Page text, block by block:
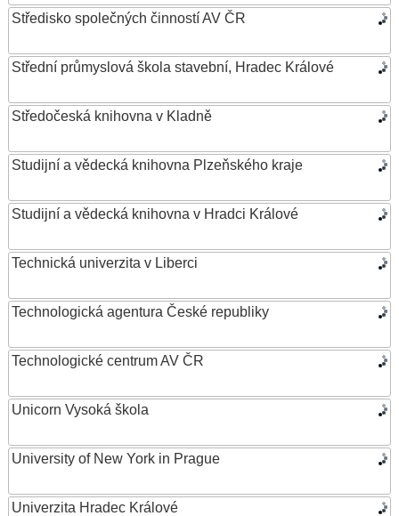
Středisko společných činností AV ČR
Střední průmyslová škola stavební, Hradec Králové
Středočeská knihovna v Kladně
Studijní a vědecká knihovna Plzeňského kraje
Studijní a vědecká knihovna v Hradci Králové
Technická univerzita v Liberci
Technologická agentura České republiky
Technologické centrum AV ČR
Unicorn Vysoká škola
University of New York in Prague
Univerzita Hradec Králové